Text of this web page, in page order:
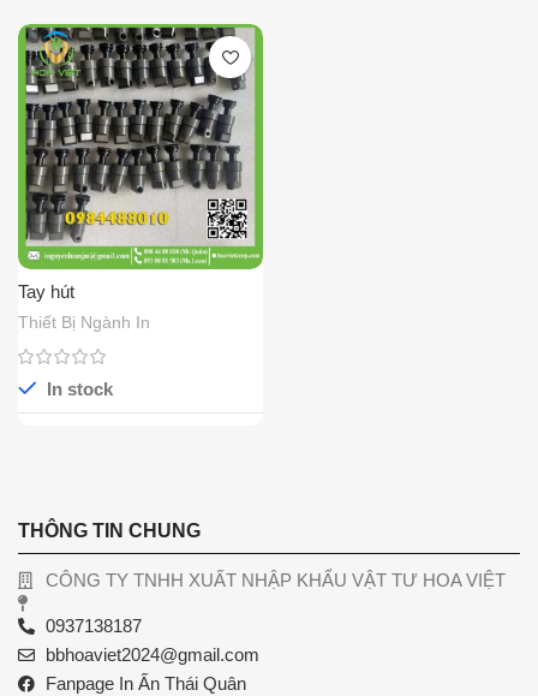
Tay hút
Thiết Bị Ngành In
In stock
THÔNG TIN CHUNG
CÔNG TY TNHH XUẤT NHẬP KHẨU VẬT TƯ HOA VIỆT
0937138187
bbhoaviet2024@gmail.com
Fanpage In Ấn Thái Quân